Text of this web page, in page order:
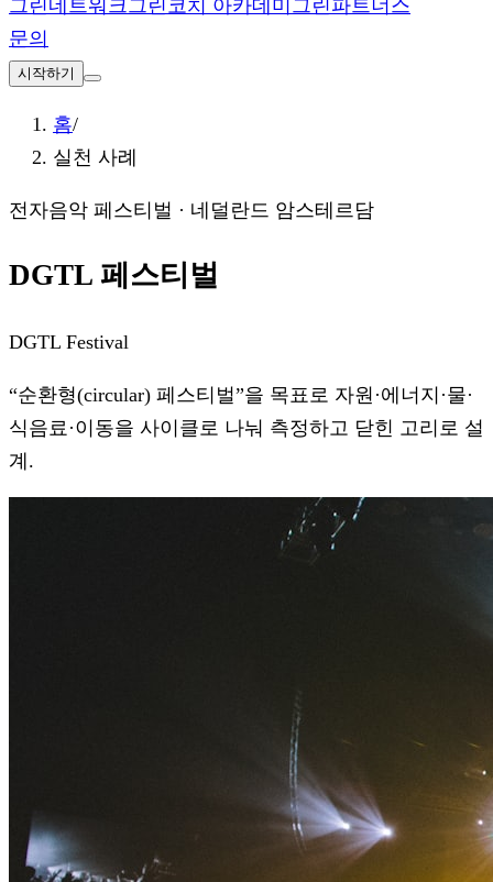
그린네트워크그린코치 아카데미 그린파트너스
문의
시작하기
홈/
실천 사례
전자음악 페스티벌 · 네덜란드 암스테르담
DGTL 페스티벌
DGTL Festival
“순환형(circular) 페스티벌”을 목표로 자원·에너지·물·
식음료·이동을 사이클로 나눠 측정하고 닫힌 고리로 설
계.